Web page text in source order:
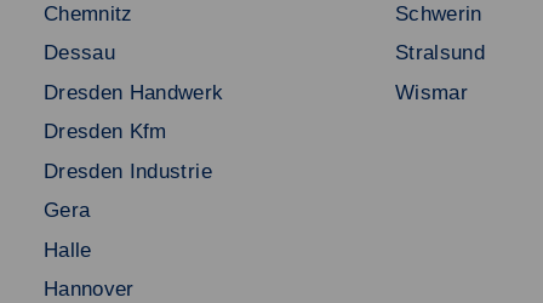
Datenschutz
Impressum
Chemnitz
Dessau
Dresden Handwerk
Dresden Kfm
Dresden Industrie
Gera
Halle
Hannover
Schwerin
Stralsund
Wismar